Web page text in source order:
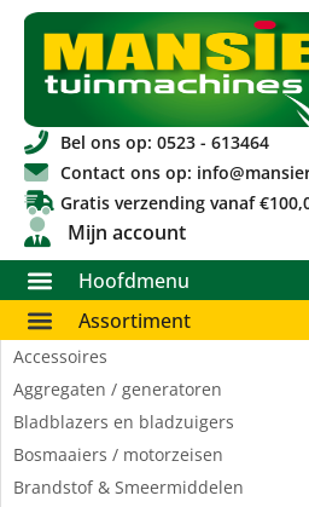
Bel ons op: 0523 - 613464
Contact ons op:
Gratis verzending vanaf
Mijn account
Hoofdmenu
Assortiment
Accessoires
Aggregaten / generatoren
Bladblazers en bladzuigers
Bosmaaiers / motorzeisen
Brandstof & Smeermiddelen